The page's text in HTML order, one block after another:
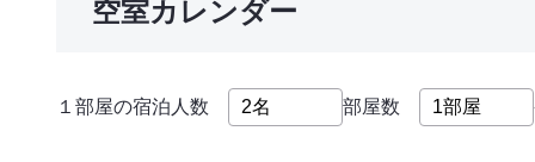
空室カレンダー
１部屋の宿泊人数 部屋数